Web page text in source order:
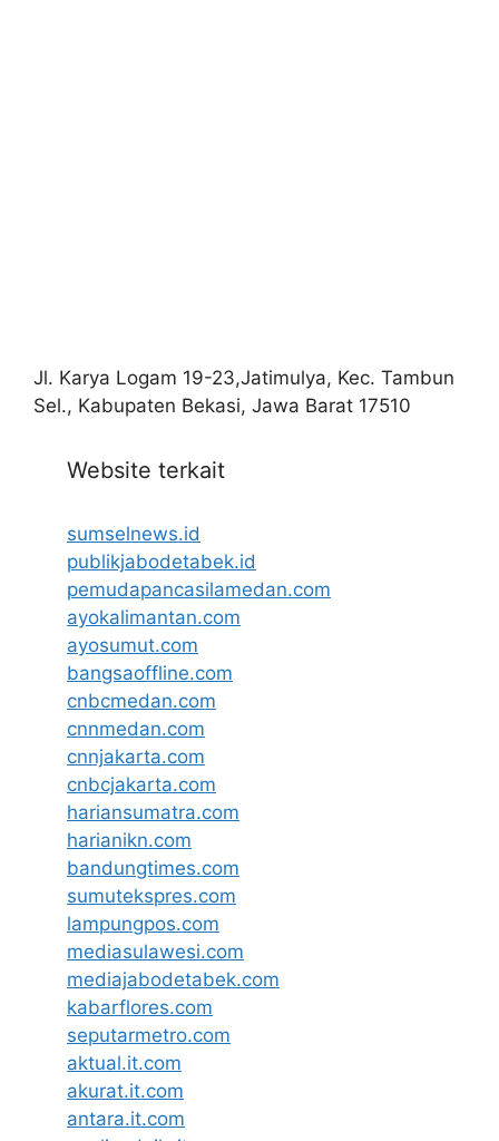
Jl. Karya Logam 19-23,Jatimulya, Kec. Tambun
Sel., Kabupaten Bekasi, Jawa Barat 17510
Website terkait
sumselnews.id
publikjabodetabek.id
pemudapancasilamedan.com
ayokalimantan.com
ayosumut.com
bangsaoffline.com
cnbcmedan.com
cnnmedan.com
cnnjakarta.com
cnbcjakarta.com
hariansumatra.com
harianikn.com
bandungtimes.com
sumutekspres.com
lampungpos.com
mediasulawesi.com
mediajabodetabek.com
kabarflores.com
seputarmetro.com
aktual.it.com
akurat.it.com
antara.it.com